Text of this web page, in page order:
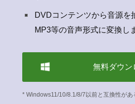
DVDコンテンツから音源を
MP3等の音声形式に変換し
無料ダウン
* Windows11/10/8.1/8/7以前と互換性があ